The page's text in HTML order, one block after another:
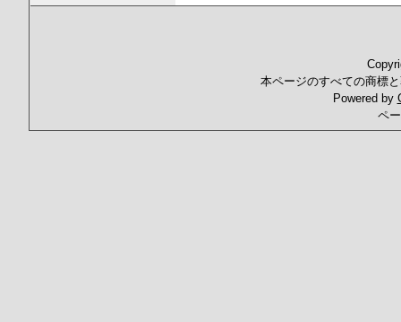
本ページのすべての商標
Powered by
ペ